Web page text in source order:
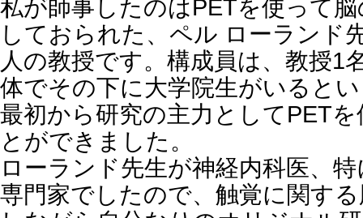
私が師事したのはPETを使って
しておられた、ペル ローランド
人の教授です。構成員は、教授1
体でその下に大学院生がいると
最初から研究の主力としてPET
とができました。
ローランド先生が神経内科医、
専門家でしたので、触覚に関す